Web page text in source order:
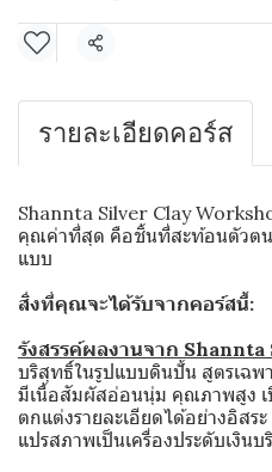
แชร์
รายละเอียดคอร์ส
Shannta Silver Clay
คุณค่าที่สุด คือชิ้นที่สะท้อนตัวต
แบบ
สิ่งที่คุณจะได้รับจากคอร์สนี้:
รังสรรค์ผลงานจาก
บริสุทธิ์ในรูปแบบดินปั้น สูตรเฉ
มีเนื้อสัมผัสอ่อนนุ่ม คุณภาพสูง
ตกแต่งรายละเอียดได้อย่างอิสร
แปรสภาพเป็นเครื่องประดับเงิน